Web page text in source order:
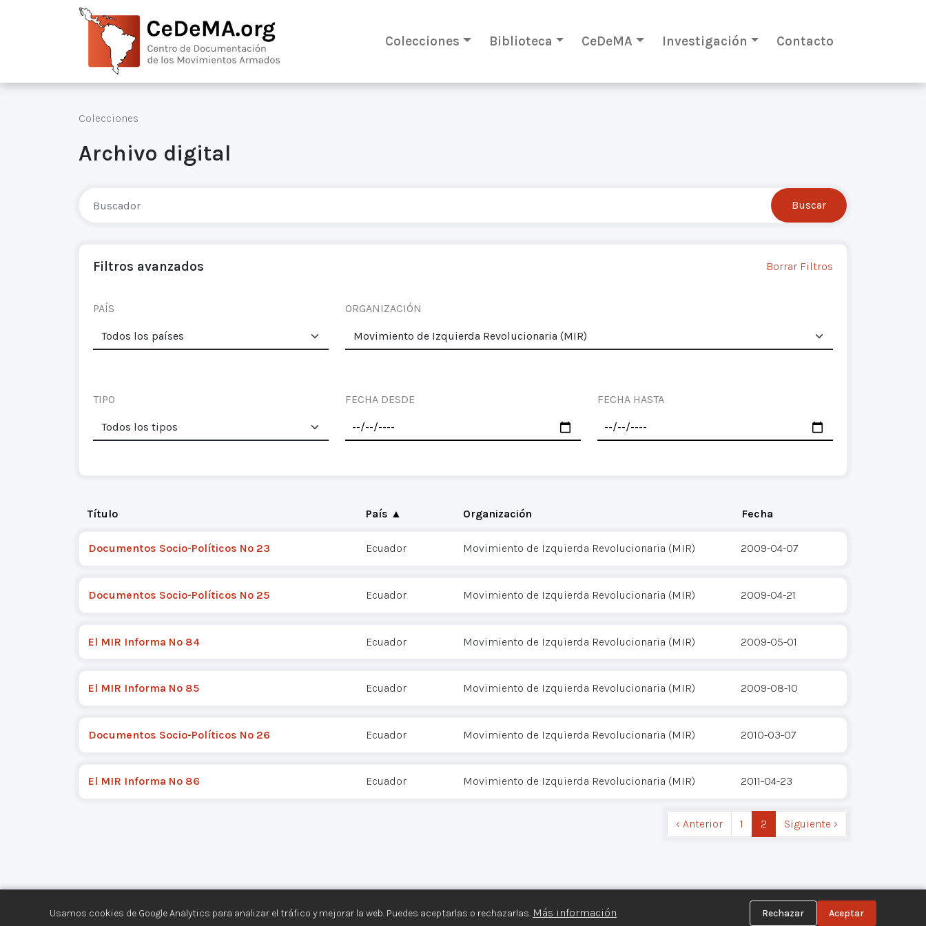
Usamos cookies de Google Analytics para analizar el tráfico y mejorar la web. Puedes aceptarlas o rechazarlas. Más información Rechazar Aceptar
Colecciones Biblioteca CeDeMA Investigación Contacto
Colecciones
Archivo digital
Filtros avanzados Borrar Filtros
PAÍS ORGANIZACIÓN
TIPO FECHA DESDE FECHA HASTA
Título País ▲ Organización Fecha
Documentos Socio-Políticos Nº 23 Ecuador Movimiento de Izquierda Revolucionaria (MIR) 2009-04-07
Documentos Socio-Políticos Nº 25 Ecuador Movimiento de Izquierda Revolucionaria (MIR) 2009-04-21
El MIR Informa Nº 84 Ecuador Movimiento de Izquierda Revolucionaria (MIR) 2009-05-01
El MIR Informa Nº 85 Ecuador Movimiento de Izquierda Revolucionaria (MIR) 2009-08-10
Documentos Socio-Políticos Nº 26 Ecuador Movimiento de Izquierda Revolucionaria (MIR) 2010-03-07
El MIR Informa Nº 86 Ecuador Movimiento de Izquierda Revolucionaria (MIR) 2011-04-23
‹ Anterior 1 2 Siguiente ›
Centro de Documentación de los Movimientos Armados©